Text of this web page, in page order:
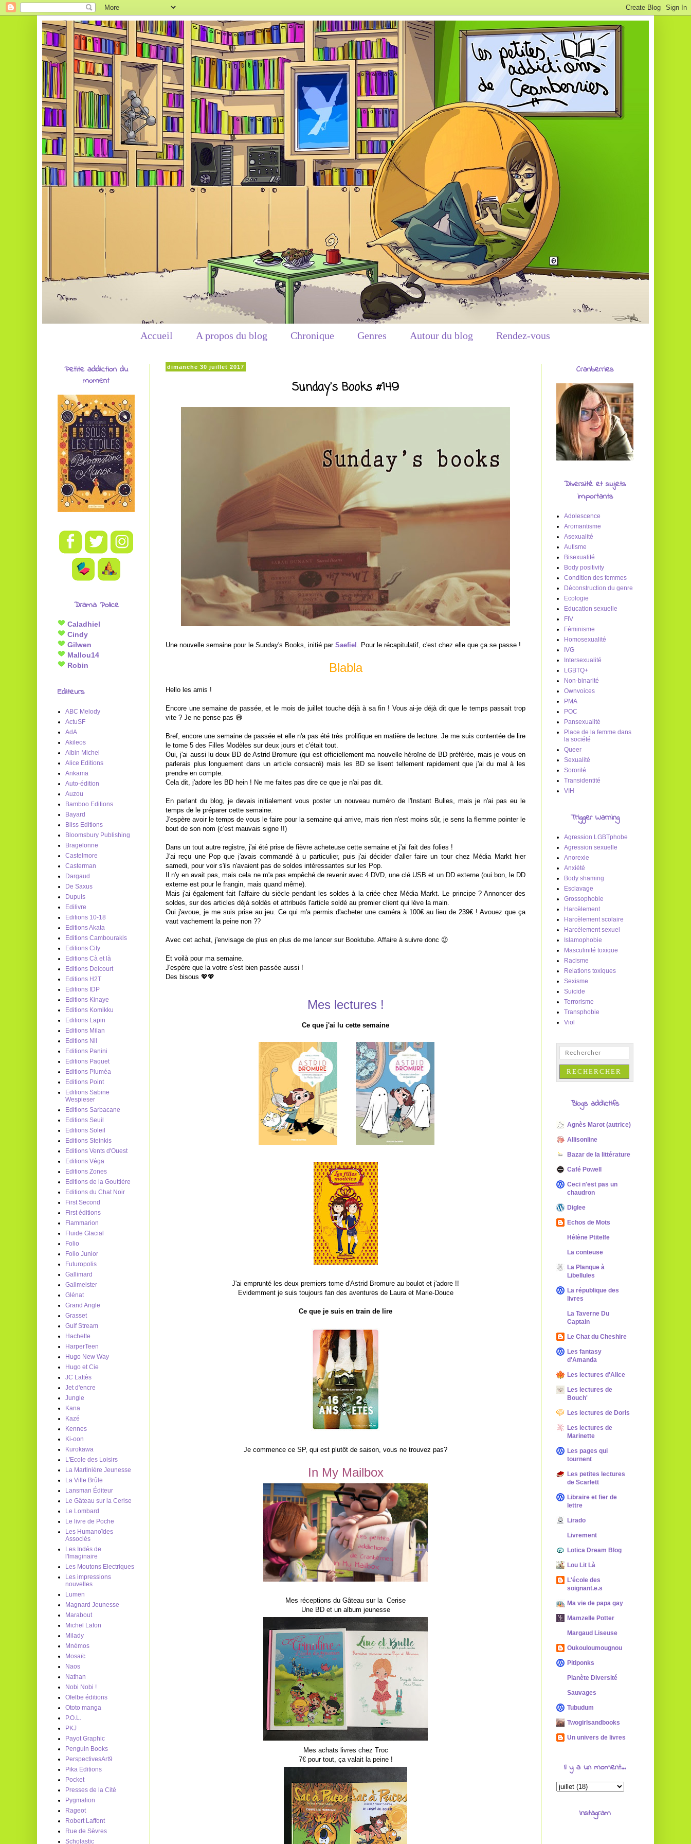
Accueil A propos du blog Chronique Genres Autour du blog Rendez-vous
dimanche 30 juillet 2017
Sunday's Books #149
Une nouvelle semaine pour le Sunday's Books, initié par Saefiel . Pour le récapitulatif, c'est chez elle que ça se passe !
Blabla
Hello les amis !
Encore une semaine de passée, et le mois de juillet touche déjà à sa fin ! Vous ai-je déjà dit que le temps passait trop
vite ? Je ne pense pas 😅
Bref, encore une semaine de passée et elle n'a pas été très prolifique en matière de lecture. Je me suis contentée de lire
le tome 5 des Filles Modèles sur deux jours et c'était tout.
Oui, j'ai aussi lu deux BD de Astrid Bromure (qui est officiellement ma nouvelle héroïne de BD préférée, mais je vous en
parlerais plus longuement dans un article consacré) mais les BD se lisent tellement rapidement que j'ai du mal à les
prendre en compte.
Cela dit, j'adore les BD hein ! Ne me faites pas dire ce que je n'ai pas dit.
En parlant du blog, je devais initialement vous poster un nouveau numéro de l'Instant Bulles, mais je n'ai pas eu le
temps de le préparer cette semaine.
J'espère avoir le temps de vous le faire pour la semaine qui arrive, mais rien n'est moins sûr, je sens la flemme pointer le
bout de son nom (c'est mauvais signe !!)
Dans un tout autre registre, j'ai été prise de fièvre acheteuse cette semaine et j'ai fait des folies !
J'ai reçu une Pop que j'avais commandé à u particulier, puis j'ai décider d'aller faire un tour chez Média Markt hier
samedi, pour voir s'ils n'avaient pas de soldes intéressantes sur les Pop.
Il n'y en avait pas, mais cela ne m'a pas empêché de revenir avec 4 DVD, une clé USB et un DD externe (oui bon, le DD
externe est pour le frangin, mais quand même).
Mais j'ai également fait l'affaire du siècle pendant les soldes à la criée chez Média Markt. Le principe ? Annoncer des
soldes, sur des articles déjà soldés et attribués l'article soldé au premier client qui lève la main.
Oui j'avoue, je me suis prise au jeu. Ce qui m'a permis d'acheter une caméra à 100€ au lieu de 239€ ! Avouez que ça
vaut vachement la peine non ??
Avec cet achat, j'envisage de plus en plus de me lancer sur Booktube. Affaire à suivre donc 😉
Et voilà pour ma semaine.
J'espère que la votre s'est bien passée aussi !
Des bisous 💖💖
Mes lectures !
Ce que j'ai lu cette semaine
J'ai emprunté les deux premiers tome d'Astrid Bromure au boulot et j'adore !!
Evidemment je suis toujours fan des aventures de Laura et Marie-Douce
Ce que je suis en train de lire
Je commence ce SP, qui est plutôt de saison, vous ne trouvez pas?
In My Mailbox
Mes réceptions du Gâteau sur la Cerise
Une BD et un album jeunesse
Mes achats livres chez Troc
7€ pour tout, ça valait la peine !
Petite addiction du
moment
Drama Police
Caladhiel
Cindy
Gilwen
Mallou14
Robin
Editeurs
ABC Melody
ActuSF
AdA
Akileos
Albin Michel
Alice Editions
Ankama
Auto-édition
Auzou
Bamboo Editions
Bayard
Bliss Editions
Bloomsbury Publishing
Bragelonne
Castelmore
Casterman
Dargaud
De Saxus
Dupuis
Edilivre
Editions 10-18
Editions Akata
Editions Cambourakis
Editions City
Editions Cà et là
Editions Delcourt
Editions H2T
Editions IDP
Editions Kinaye
Editions Komikku
Editions Lapin
Editions Milan
Editions Nil
Editions Panini
Editions Paquet
Editions Pluméa
Editions Point
Editions Sabine
Wespieser
Editions Sarbacane
Editions Seuil
Editions Soleil
Editions Steinkis
Editions Vents d'Ouest
Editions Véga
Editions Zones
Editions de la Gouttière
Editions du Chat Noir
First Second
First éditions
Flammarion
Fluide Glacial
Folio
Folio Junior
Futuropolis
Gallimard
Gallmeister
Glénat
Grand Angle
Grasset
Gulf Stream
Hachette
HarperTeen
Hugo New Way
Hugo et Cie
JC Lattès
Jet d'encre
Jungle
Kana
Kazé
Kennes
Ki-oon
Kurokawa
L'Ecole des Loisirs
La Martinière Jeunesse
La Ville Brûle
Lansman Éditeur
Le Gâteau sur la Cerise
Le Lombard
Le livre de Poche
Les Humanoïdes
Associés
Les Indés de
l'Imaginaire
Les Moutons Electriques
Les impressions
nouvelles
Lumen
Magnard Jeunesse
Marabout
Michel Lafon
Milady
Mnémos
Mosaïc
Naos
Nathan
Nobi Nobi !
Ofelbe éditions
Ototo manga
P.O.L.
PKJ
Payot Graphic
Penguin Books
PerspectivesArt9
Pika Editions
Pocket
Presses de la Cité
Pygmalion
Rageot
Robert Laffont
Rue de Sèvres
Scholastic
Cranberries
Diversité et sujets
importants
Adolescence
Aromantisme
Asexualité
Autisme
Bisexualité
Body positivity
Condition des femmes
Déconstruction du genre
Ecologie
Education sexuelle
FIV
Féminisme
Homosexualité
IVG
Intersexualité
LGBTQ+
Non-binarité
Ownvoices
PMA
POC
Pansexualité
Place de la femme dans
la société
Queer
Sexualité
Sororité
Transidentité
VIH
Trigger Warning
Agression LGBTphobe
Agression sexuelle
Anorexie
Anxiété
Body shaming
Esclavage
Grossophobie
Harcèlement
Harcèlement scolaire
Harcèlement sexuel
Islamophobie
Masculinité toxique
Racisme
Relations toxiques
Sexisme
Suicide
Terrorisme
Transphobie
Viol
Blogs addictifs
Agnès Marot (autrice)
Allisonline
Bazar de la littérature
Café Powell
Ceci n'est pas un
chaudron
Diglee
Echos de Mots
Hélène Ptitelfe
La conteuse
La Planque à
Libellules
La république des
livres
La Taverne Du
Captain
Le Chat du Cheshire
Les fantasy
d'Amanda
Les lectures d'Alice
Les lectures de
Bouch'
Les lectures de Doris
Les lectures de
Marinette
Les pages qui
tournent
Les petites lectures
de Scarlett
Libraire et fier de
lettre
Lirado
Livrement
Lotica Dream Blog
Lou Lit Là
L'école des
soignant.e.s
Ma vie de papa gay
Mamzelle Potter
Margaud Liseuse
Oukouloumougnou
Pitiponks
Planète Diversité
Sauvages
Tubudum
Twogirlsandbooks
Un univers de livres
Il y a un moment...
Instagram